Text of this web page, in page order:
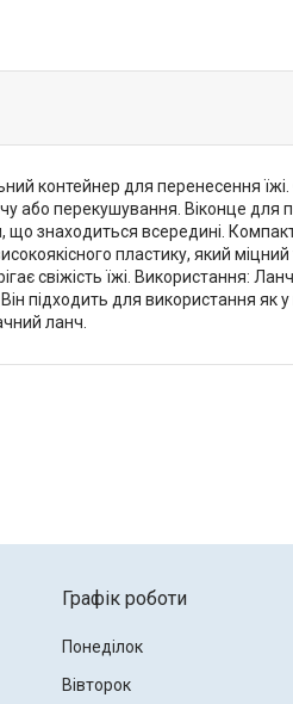
контейнер для перенесення
або перекушування. Віконце для
що знаходиться всередині.
пластику, який
свіжість їжі. Використання:
підходить для використання як
ланч.
Графік роботи
Понеділок
Вівторок